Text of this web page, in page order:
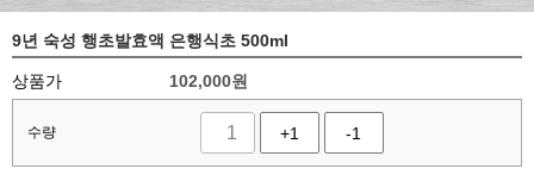
9년 숙성 행초발효액 은행식초 500ml
상품가 102,000원
수량 +1 -1